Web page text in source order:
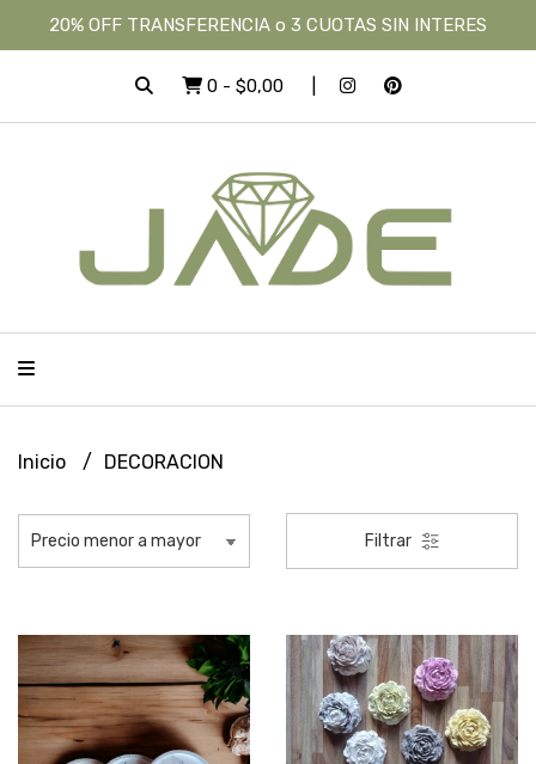
20% OFF TRANSFERENCIA o 3 CUOTAS SIN INTERES
0 - $0,00
Inicio DECORACION
Filtrar